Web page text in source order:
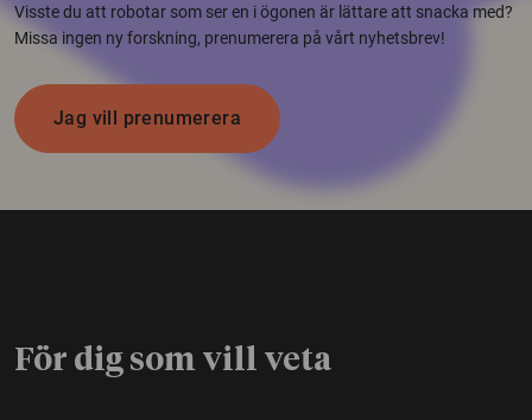
Visste du att robotar som ser en i ögonen är lättare att snacka med?
Missa ingen ny forskning, prenumerera på vårt nyhetsbrev!
Jag vill prenumerera
För dig som vill veta